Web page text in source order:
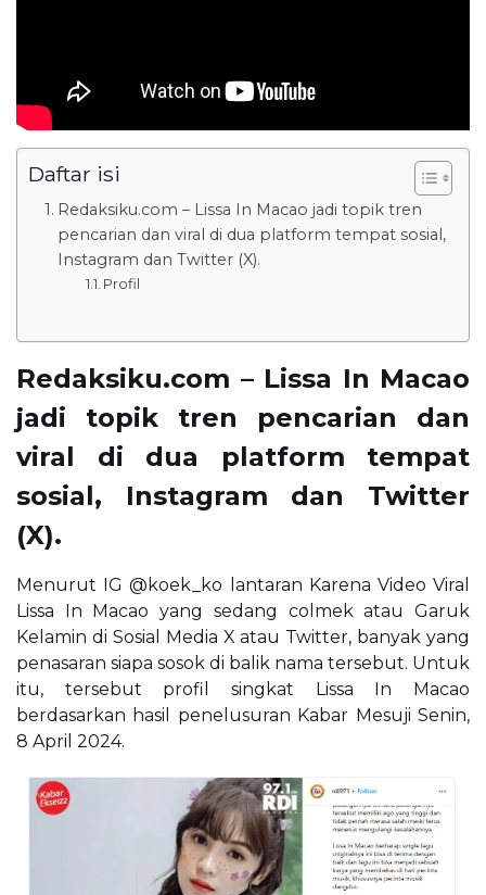
Daftar isi
Redaksiku.com – Lissa In Macao jadi topik tren
pencarian dan viral di dua platform tempat sosial,
Instagram dan Twitter (X).
Profil
Redaksiku.com – Lissa In Macao
jadi topik tren pencarian dan
viral di dua platform tempat
sosial, Instagram dan Twitter
(X).
Menurut IG @koek_ko lantaran Karena Video Viral
Lissa In Macao yang sedang colmek atau Garuk
Kelamin di Sosial Media X atau Twitter, banyak yang
penasaran siapa sosok di balik nama tersebut. Untuk
itu, tersebut profil singkat Lissa In Macao
berdasarkan hasil penelusuran Kabar Mesuji Senin,
8 April 2024.